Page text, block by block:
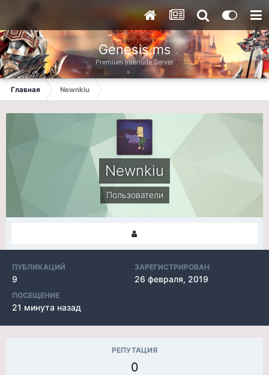
Genesis.ms
Premium Interlude Server
Главная Newnkiu
Newnkiu
Пользователи
ПУБЛИКАЦИЙ
9
ЗАРЕГИСТРИРОВАН
26 февраля, 2019
ПОСЕЩЕНИЕ
21 минута назад
РЕПУТАЦИЯ
0